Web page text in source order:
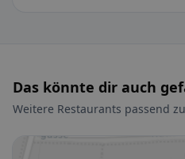
Das könnte dir auch
Weitere Restaurants passend